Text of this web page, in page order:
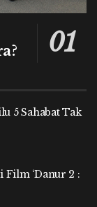
5 Sahabat Tak
Film ‘Danur 2 :